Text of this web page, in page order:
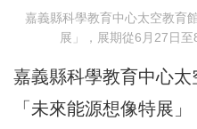
嘉義縣科學教育中心太空教育
展」，展期從6月27日
嘉義縣科學教育中心
「未來能源想像特展